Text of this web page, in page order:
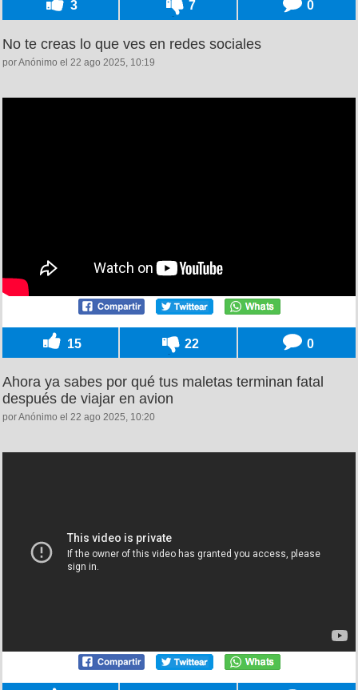
3 7 0
No te creas lo que ves en redes sociales
por Anónimo el 22 ago 2025, 10:19
15 22 0
Ahora ya sabes por qué tus maletas terminan fatal
después de viajar en avion
por Anónimo el 22 ago 2025, 10:20